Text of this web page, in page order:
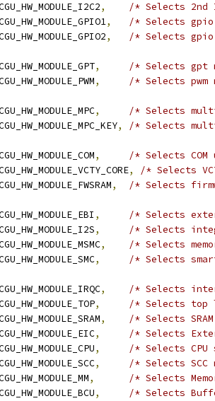
,
,
,
,
/* Selects gpt
, /* Selects pwm
,
,
,
,
,
,
/* Selects
,
,
,
,
,
,
,
/* Selects
,
,
,
,